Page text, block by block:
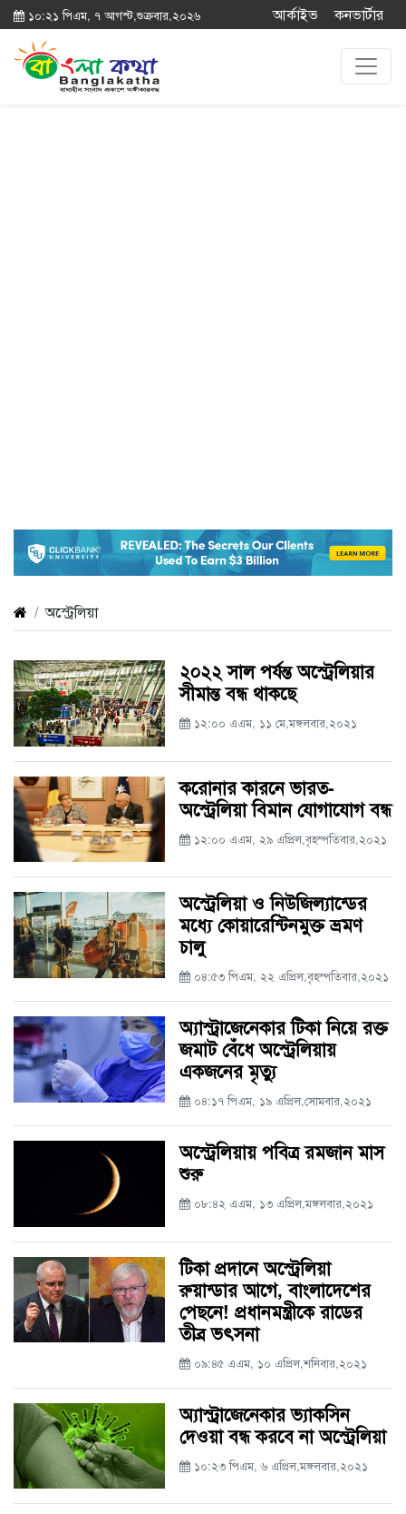
১০:২১ পিএম, ৭ আগস্ট,শুক্রবার,২০২৬ আর্কাইভ কনভার্টার
অস্ট্রেলিয়া
২০২২ সাল পর্যন্ত অস্ট্রেলিয়ার
সীমান্ত বন্ধ থাকছে
১২:০০ এএম, ১১ মে,মঙ্গলবার,২০২১
করোনার কারনে ভারত-
অস্ট্রেলিয়া বিমান যোগাযোগ বন্ধ
১২:০০ এএম, ২৯ এপ্রিল,বৃহস্পতিবার,২০২১
অস্ট্রেলিয়া ও নিউজিল্যান্ডের
মধ্যে কোয়ারেন্টিনমুক্ত ভ্রমণ
চালু
০৪:৫৩ পিএম, ২২ এপ্রিল,বৃহস্পতিবার,২০২১
অ্যাস্ট্রাজেনেকার টিকা নিয়ে রক্ত
জমাট বেঁধে অস্ট্রেলিয়ায়
একজনের মৃত্যু
০৪:১৭ পিএম, ১৯ এপ্রিল,সোমবার,২০২১
অস্ট্রেলিয়ায় পবিত্র রমজান মাস
শুরু
০৮:৪২ এএম, ১৩ এপ্রিল,মঙ্গলবার,২০২১
টিকা প্রদানে অস্ট্রেলিয়া
রুয়ান্ডার আগে, বাংলাদেশের
পেছনে! প্রধানমন্ত্রীকে রাডের
তীব্র ভৎসনা
০৯:৪৫ এএম, ১০ এপ্রিল,শনিবার,২০২১
অ্যাস্ট্রাজেনেকার ভ্যাকসিন
দেওয়া বন্ধ করবে না অস্ট্রেলিয়া
১০:২৩ পিএম, ৬ এপ্রিল,মঙ্গলবার,২০২১